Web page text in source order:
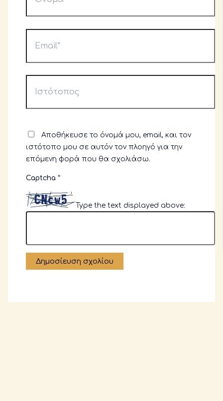
Αποθήκευσε το όνομά μου, email, και τον
ιστότοπο μου σε αυτόν τον πλοηγό για την
επόμενη φορά που θα σχολιάσω.
Captcha*
Type the text displayed above: